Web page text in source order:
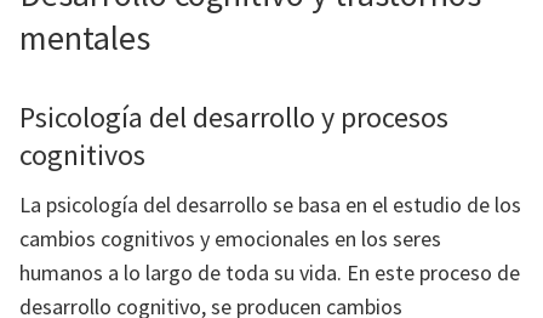
mentales
Psicología del desarrollo y procesos
cognitivos
La psicología del desarrollo se basa en el estudio de los
cambios cognitivos y emocionales en los seres
humanos a lo largo de toda su vida. En este proceso de
desarrollo cognitivo, se producen cambios